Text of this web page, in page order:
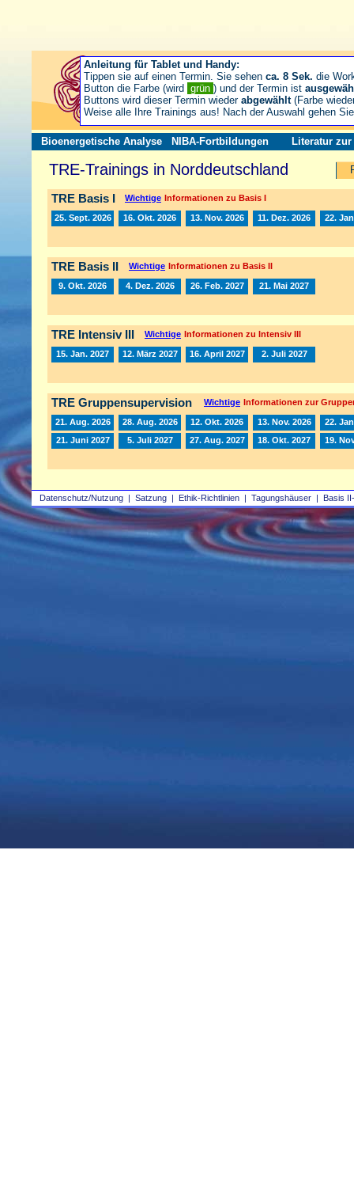
Datenschutz/Nutzung | Satzung | Ethik-Richtlinien | Tagungshäuser | Basis
Bioenergetische Analyse NIBA-Fortbildungen Literatur zur
TRE-Trainings in Norddeutschland
TRE Basis I Wichtige Informationen zu Basis I
25. Sept. 2026 16. Okt. 2026 13. Nov. 2026 11. Dez. 2026 22.
TRE Basis II Wichtige Informationen zu Basis II
9. Okt. 2026 4. Dez. 2026 26. Feb. 2027 21. Mai 2027
TRE Intensiv III Wichtige Informationen zu Intensiv III
15. Jan. 2027 12. März 2027 16. April 2027 2. Juli 2027
TRE Gruppensupervision Wichtige Informationen zur
21. Aug. 2026 28. Aug. 2026 12. Okt. 2026 13. Nov. 2026
22.
21. Juni 2027
5. Juli 2027 27. Aug. 2027 18. Okt. 2027 19.
Anleitung für Tablet und Handy:
Tippen sie auf einen Termin. Sie sehen ca. 8 Sek. die
Button die Farbe (wird grün ) und der Termin ist
Buttons wird dieser Termin wieder abgewählt(Farbe
Weise alle Ihre Trainings aus! Nach der Auswahl gehen